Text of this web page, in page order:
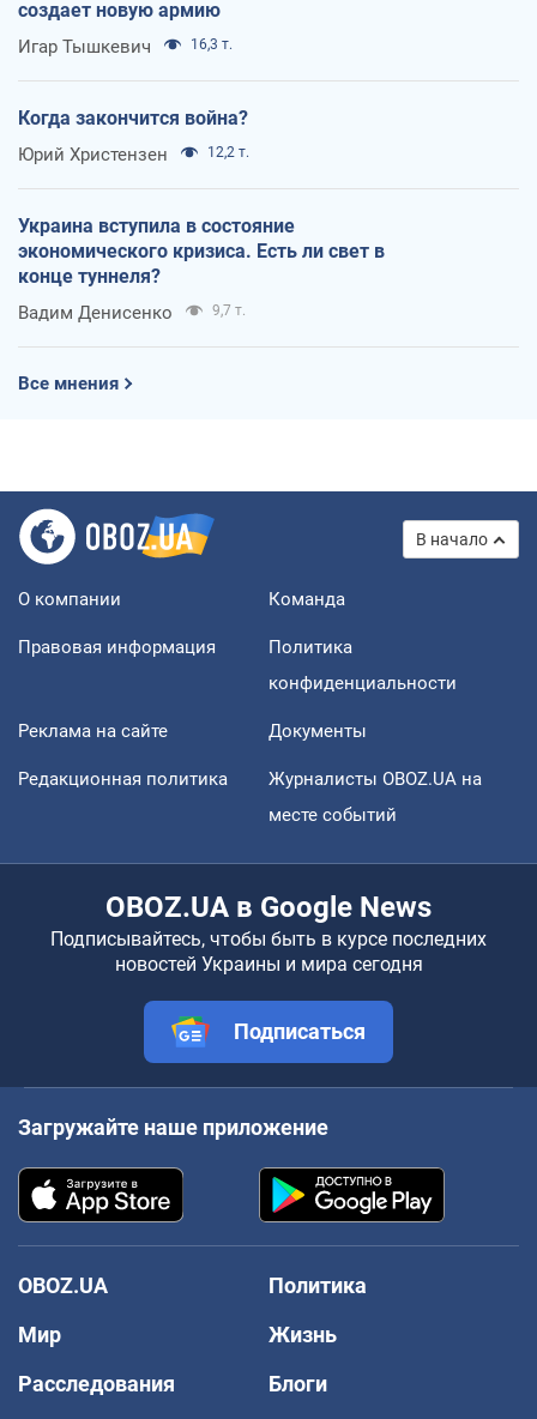
создает новую армию
Игар Тышкевич 16,3 т.
Когда закончится война?
Юрий Христензен 12,2 т.
Украина вступила в состояние
экономического кризиса. Есть ли свет в
конце туннеля?
Вадим Денисенко 9,7 т.
Все мнения
В начало
О компании Команда
Правовая информация
Политика
конфиденциальности
Реклама на сайте Документы
Редакционная политика
Журналисты OBOZ.UA на
месте событий
OBOZ.UA в Google News
Подписывайтесь, чтобы быть в курсе последних
новостей Украины и мира сегодня
Подписаться
Загружайте наше приложение
OBOZ.UA
Политика
Мир
Жизнь
Расследования
Блоги